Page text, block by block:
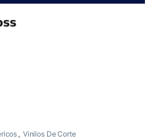
, Vinilos De Corte